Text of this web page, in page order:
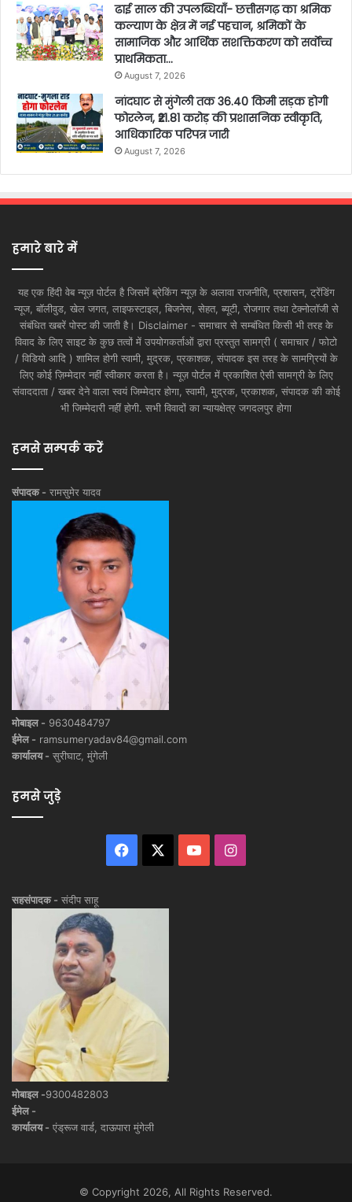
ढाई साल की उपलब्धियाँ- छत्तीसगढ़ का श्रमिक
कल्याण के क्षेत्र में नई पहचान, श्रमिकों के
सामाजिक और आर्थिक सशक्तिकरण को सर्वाेच्च
प्राथमिकता…
August 7, 2026
नांदघाट से मुंगेली तक 36.40 किमी सड़क होगी
फोरलेन, ₹21.81 करोड़ की प्रशासनिक स्वीकृति,
आधिकारिक परिपत्र जारी
August 7, 2026
हमारे बारे में
यह एक हिंदी वेब न्यूज़ पोर्टल है जिसमें ब्रेकिंग न्यूज़ के अलावा राजनीति, प्रशासन, ट्रेंडिंग
न्यूज, बॉलीवुड, खेल जगत, लाइफस्टाइल, बिजनेस, सेहत, ब्यूटी, रोजगार तथा टेक्नोलॉजी से
संबंधित खबरें पोस्ट की जाती है। Disclaimer - समाचार से सम्बंधित किसी भी तरह के
विवाद के लिए साइट के कुछ तत्वों में उपयोगकर्ताओं द्वारा प्रस्तुत सामग्री ( समाचार / फोटो
/ विडियो आदि ) शामिल होगी स्वामी, मुद्रक, प्रकाशक, संपादक इस तरह के सामग्रियों के
लिए कोई ज़िम्मेदार नहीं स्वीकार करता है। न्यूज़ पोर्टल में प्रकाशित ऐसी सामग्री के लिए
संवाददाता / खबर देने वाला स्वयं जिम्मेदार होगा, स्वामी, मुद्रक, प्रकाशक, संपादक की कोई
भी जिम्मेदारी नहीं होगी. सभी विवादों का न्यायक्षेत्र जगदलपुर होगा
हमसे सम्पर्क करें
संपादक - रामसुमेर यादव
मोबाइल - 9630484797
ईमेल - ramsumeryadav84@gmail.com
कार्यालय - सुरीघाट, मुंगेली
हमसे जुड़े
Facebook YouTubeInstagram
सहसंपादक - संदीप साहू
मोबाइल -9300482803
ईमेल -
कार्यालय - एंड्रूज वार्ड, दाऊपारा मुंगेली
© Copyright 2026, All Rights Reserved.